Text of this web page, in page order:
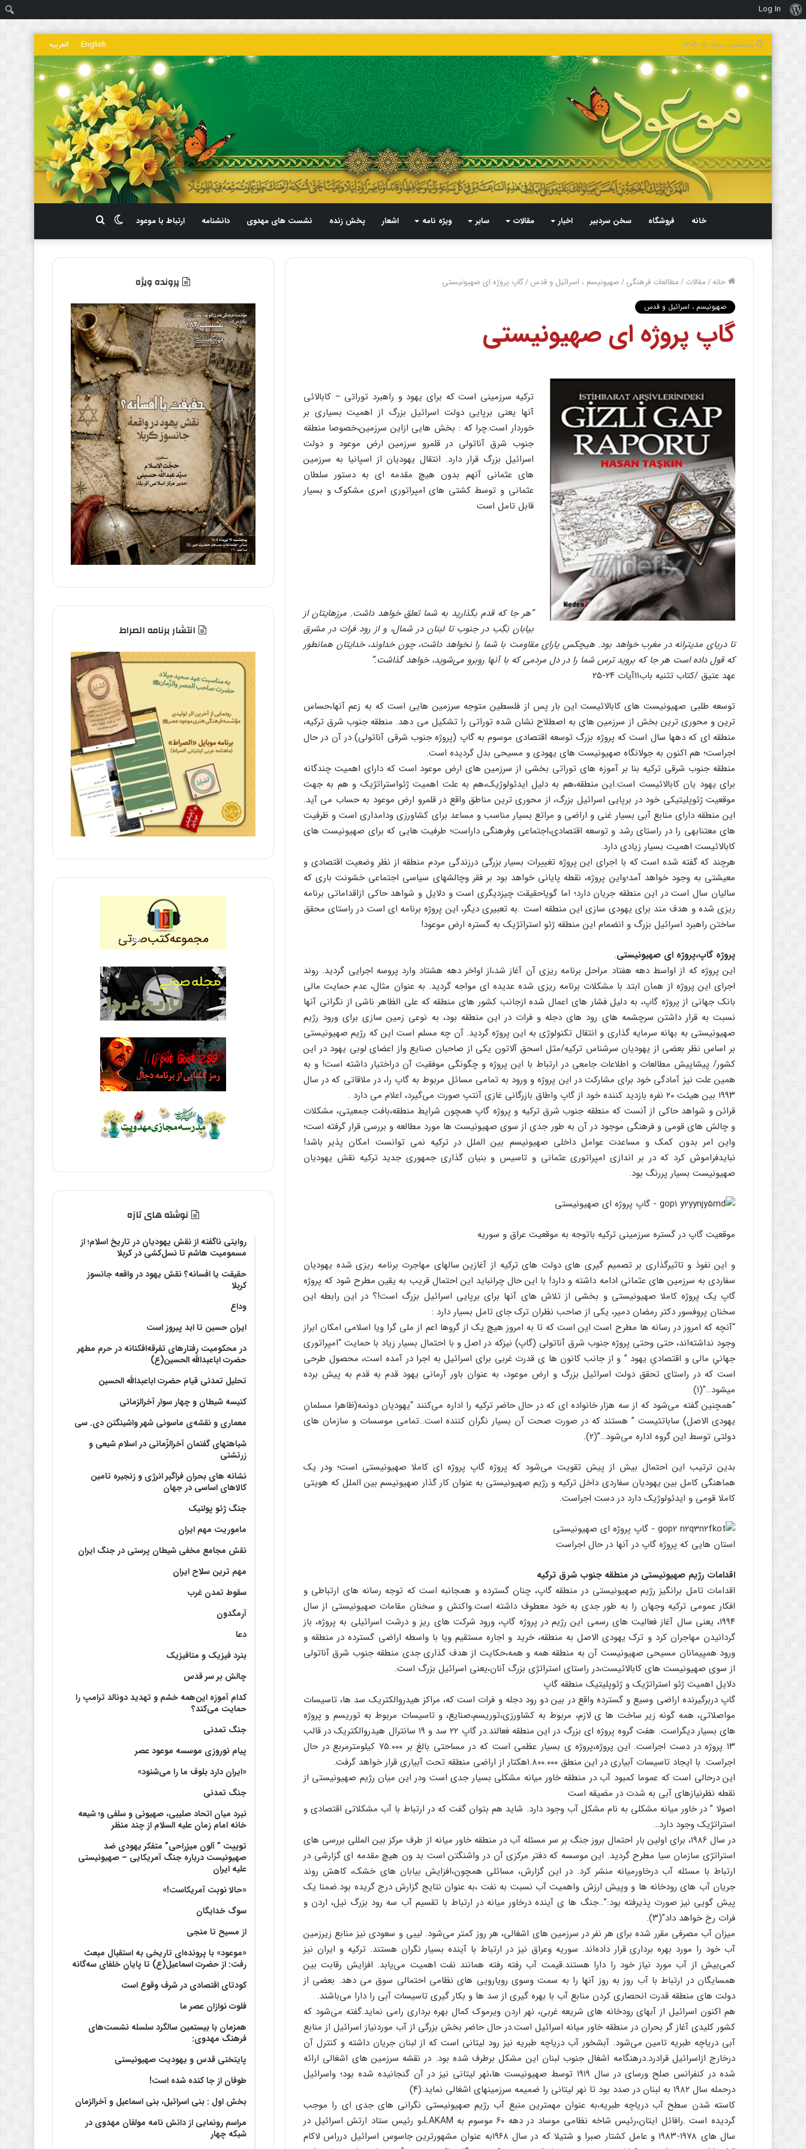
درباره
وردپرس
Log In
پنجشنبه, مرداد ۱۵ ۱۴۰۵ English العربیه
خانه فروشگاه سخن سردبیر اخبار مقالات سایر ویژه نامه اشعار پخش زنده نشست های مهدوی دانشنامه ارتباط با موعود
برای
تغییر
پوسته
خانه/مقالات/مطالعات فرهنگی/صهیونیسم ، اسرائیل و قدس/گاپ پروژه ای صهیونیستی
صهیونیسم ، اسرائیل و قدس
گاپ پروژه ای صهیونیستی
ترکیه سرزمینی است که برای یهود و راهبرد توراتی – کابالائی
آنها یعنی برپایی دولت اسرائیل بزرگ از اهمیت بسیاری بر
خوردار است.چرا که : بخش هایی ازاین سرزمین،خصوصا منطقه
جنوب شرق آناتولی در قلمرو سرزمین ارض موعود و دولت
اسرائیل بزرگ قرار دارد. انتقال یهودیان از اسپانیا به سرزمین
های عثمانی آنهم بدون هیچ مقدمه ای به دستور سلطان
عثمانی و توسط کشتی های امپراتوری امری مشکوک و بسیار
قابل تامل است
“هر جا که‌ قدم‌ بگذارید به‌ شما تعلق‌ خواهد داشت‌. مرزهایتان‌ از
بیابان‌ نِگِب‌ در جنوب‌ تا لبنان‌ در شمال‌، و از رود فرات‌ در مشرق‌
تا دریای‌ مدیترانه‌ در مغرب‌ خواهد بود. هیچکس‌ یارای‌ مقاومت‌ با شما را نخواهد داشت‌، چون‌ خداوند، خدایتان‌ همانطور
که‌ قول‌ داده‌ است‌ هر جا که‌ بروید ترس‌ شما را در دل‌ مردمی‌ که‌ با آنها روبرو می‌شوید، خواهد گذاشت‌.”
عهد عتیق /کتاب تثنیه باب۱۱آیات ۲۴-۲۵
توسعه طلبی صهیونیست های کابالائیست این بار پس از فلسطین متوجه سرزمین هایی است که به زعم آنها،حساس
ترین و محوری ترین بخش از سرزمین های به اصطلاح نشان شده توراتی را تشکیل می دهد. منطقه جنوب شرق ترکیه،
منطقه ای که دهها سال است که پروژه بزرگ توسعه اقتصادی موسوم به گاپ (پروژه جنوب شرقی آناتولی) در آن در حال
اجراست؛ هم اکنون به جولانگاه صهیونیست های یهودی و مسیحی بدل گردیده است.
منطقه جنوب شرقی ترکیه بنا بر آموزه های توراتی بخشی از سرزمین های ارض موعود است که دارای اهمیت چندگانه
برای یهود یان کابالائیست است.این منطقه،هم به دلیل ایدئولوژیک،هم به علت اهمیت ژئواستراتژیک و هم به جهت
موقعیت ژئوپلیتیکی خود در برپایی اسرائیل بزرگ، از محوری ترین مناطق واقع در قلمرو ارض موعود به حساب می آید.
این منطقه دارای منابع آبی بسیار غنی و اراضی و مراتع بسیار مناسب و مساعد برای کشاورزی ودامداری است و ظرفیت
های معتنابهی را در راستای رشد و توسعه اقتصادی،اجتماعی وفرهنگی داراست؛ طرفیت هایی که برای صهیونیست های
کابالائیست اهمیت بسیار زیادی دارد.
هرچند که گفته شده است که با اجرای این پروژه تغییرات بسیار بزرگی درزندگی مردم منطقه از نظر وضعیت اقتصادی و
معیشتی به وجود خواهد آمد؛واین پروژه، نقطه پایانی خواهد بود بر فقر وچالشهای سیاسی اجتماعی خشونت باری که
سالیان سال است در این منطقه جریان دارد؛ اما گویاحقیقت چیزدیگری است و دلایل و شواهد حاکی ازاقداماتی برنامه
ریزی شده و هدف مند برای یهودی سازی این منطقه است .به تعبیری دیگر، این پروژه برنامه ای است در راستای محقق
ساختن راهبرد اسرائیل بزرگ و انضمام این منطقه ژئو استراتژیک به گستره ارض موعود!
پروژه گاپ،پروژه ای صهیونیستی.
این پروژه که از اواسط دهه هفتاد مراحل برنامه ریزی آن آغاز شد،از اواخر دهه هشتاد وارد پروسه اجرایی گردید. روند
اجرای این پروژه از همان ابتد با مشکلات برنامه ریزی شده عدیده ای مواجه گردید. به عنوان مثال، عدم حمایت مالی
بانک جهانی از پروژه گاپ، به دلیل فشار های اعمال شده ازجانب کشور های منطقه که علی الظاهر ناشی از نگرانی آنها
نسبت به قرار داشتن سرچشمه های رود های دجله و فرات در این منطقه بود، به نوعی زمین سازی برای ورود رژیم
صهیونیستی به بهانه سرمایه گذاری و انتقال تکنولوژی به این پروژه گردید. آن چه مسلم است این که رژیم صهیونیستی
بر اساس نظر بعضی از یهودیان سرشناس ترکیه/مثل اسحق آلاتون یکی از صاحبان صنایع واز اعضای لوبی یهود در این
کشور/ پیشاپیش مطالعات و اطلاعات جامعی در ارتباط با این پروژه و چگونگی موفقیت آن دراختیار داشته است! و به
همین علت نیز آمادگی خود برای مشارکت در این پروژه و ورود به تمامی مسائل مربوط به گاپ را، در ملاقاتی که در سال
۱۹۹۳ بین هیئت ۲۰ نفره بازدید کننده خود از گاپ واطاق بازرگانی غازی آنتپ صورت می‌گیرد، اعلام می دارد .
قرائن و شواهد حاکی از آنست که منطقه جنوب شرق ترکیه و پروژه گاپ همچون شرایط منطقه،بافت جمعیتی، مشکلات
و چالش های قومی و فرهنگی موجود در آن به طور جدی از سوی صهیونیست ها مورد مطالعه و بررسی قرار گرفته است؛
واین امر بدون کمک و مساعدت عوامل داخلی صهیونیسم بین الملل در ترکیه نمی توانست امکان پذیر باشد!
نبایدفراموش کرد که در بر اندازی امپراتوری عثمانی و تاسیس و بنیان گذاری جمهوری جدید ترکیه نقش یهودیان
صهیونیست بسیار پررنگ بود.
موقعیت گاپ در گستره سرزمینی ترکیه باتوجه به موقعیت عراق و سوریه
و این نفوذ و تاثیرگذاری بر تصمیم گیری های دولت های ترکیه از آغازین سالهای مهاجرت برنامه ریزی شده یهودیان
سفاردی به سرزمین های عثمانی ادامه داشته و دارد! با این حال چرانباید این احتمال قریب به یقین مطرح شود که پروژه
گاپ یک پروژه کاملا صهیونیستی و بخشی از تلاش های آنها برای برپایی اسرائیل بزرگ است!؟ در این رابطه این
سخنان پروفسور دکتر رمضان دمیر، یکی از صاحب نظران ترک جای تامل بسیار دارد :
“آنچه که امروز در رسانه ها مطرح است این است که تا به امروز هیچ یک از گروها اعم از ملی گرا ویا اسلامی امکان ابراز
وجود نداشته‌اند، حتی وحتی پروژه جنوب شرق آناتولی (گاپ) نیزکه در اصل و با احتمال بسیار زیاد با حمایت “امپراتوری
جهانیِ مالی و اقتصادیِ یهود ” و از جانب کانون ها ی قدرت غربی برای اسرائیل به اجرا در آمده است، محصول طرحی
است که در راستای تحقق دولت اسرائیل بزرگ و ارض موعود، به عنوان باور آرمانی یهود قدم به قدم به پیش برده
میشود…”(۱)
“همچنین گفته می‌شود که از سه هزار خانواده ای که در حال حاضر ترکیه را اداره می‌کنند “یهودیان دونمه(ظاهرا مسلمانِ
یهودی الاصل) ساباتئیست ” هستند که در صورت صحت آن بسیار نگران کننده است…تمامی موسسات و سازمان های
دولتی توسط این گروه اداره می‌شود…”(۲).
بدین ترتیب این احتمال بیش از پیش تقویت می‌شود که پروژه گاپ پروژه ای کاملا صهیونیستی است؛ ودر یک
هماهنگی کامل بین یهودیان سفاردی داخل ترکیه و رژیم صهیونیستی به عنوان کار گذار صهیونیسم بین الملل که هویتی
کاملا قومی و ایدئولوژیک دارد در دست اجراست.
استان هایی که پروژه گاپ در آنها در حال اجراست
اقدامات رژیم صهیونیستی در منطقه جنوب شرق ترکیه
اقدامات تامل برانگیز رژیم صهیونیستی در منطقه گاپ، چنان گسترده و همجانبه است که توجه رسانه های ارتباطی و
افکار عمومی ترکیه وجهان را به طور جدی به خود معطوف داشته است.واکنش و سخنان مقامات صهیونیستی از سال
۱۹۹۴، یعنی سال آغاز فعالیت های رسمی این رژیم در پروژه گاپ، ورود شرکت های ریز و درشت اسرائیلی به پروژه، باز
گردانیدن مهاجران کرد و ترک یهودی الاصل به منطقه، خرید و اجاره مستقیم ویا با واسطه اراضی گسترده در منطقه و
ورود همپیمانان مسیحی صهیونیست آن به منطقه همه و همه،حکایت از هدف گذاری جدی منطقه جنوب شرق آناتولی
از سوی صهیونیست های کابالائیست،در راستای استراتژی بزرگ آنان،یعنی اسرائیل بزرگ است.
دلایل اهمیت ژئو استراتژیک و ژئوپلیتیک منطقه گاپ
گاپ دربرگیرنده اراضی وسیع و گسترده واقع در بین دو رود دجله و فرات است که، مراکز هیدروالکتریک سد ها، تاسیسات
مواصلاتی، همه گونه زیر ساخت ها ی لازم، مربوط به کشاورزی،توریسم،صنایع، و تاسیسات مربوط به توریسم و پروژه
های بسیار دیگراست. هفت گروه پروژه ای بزرگ در این منطقه فعالند.در گاپ ۲۲ سد و ۱۹ سانترال هیدروالکتریک در قالب
۱۳ پروژه در دست اجراست. این پروژه،پروژه ی بسیار عظمی است که در مساحتی بالغ بر ۷۵.۰۰۰ کیلومترمربع در حال
اجراست. با ایجاد تاسیسات آبیاری در این منطق ۱.۸۰۰.۰۰۰هکتار از اراضی منطقه تحت آبیاری قرار خواهد گرفت.
این درحالی است که عموما کمبود آب در منطقه خاور میانه مشکلی بسیار جدی است ودر این میان رژیم صهیونیستی از
نقطه نظرنیازهای آبی به شدت در مضیقه است
اصولا ” در خاور میانه مشکلی به نام مشکل آب وجود دارد. شاید هم بتوان گفت که در ارتباط با آب مشکلاتی اقتصادی و
استراتژیک وجود دارد…
در سال ۱۹۸۶، برای اولین بار احتمال بروز جنگ بر سر مسئله آب در منطقه خاور میانه از طرف مرکز بین المللی بررسی های
استراتژی سازمان سیا مطرح گردید. این موسسه که دفتر مرکزی آن در واشنگتن است بد ون هیچ مقدمه ای گزارشی در
ارتباط با مسئله آب درخاورمیانه منشر کرد. در این گزارش، مسائلی همچون،افزایش بیابان های خشک، کاهش روند
جریان آب های رودخانه ها و وپیش ارزش واهمیت آب نسبت به نفت ،به عنوان نتایج گزارش درج گریده بود.ضمنا یک
پیش گویی نیز صورت پذیرفته بود:”…جنگ ها ی آینده درخاور میانه در ارتباط با تقسیم آب سه رود بزرگ نیل، اردن و
فرات رخ خواهد داد”(۳).
میزان آب مصرفی مقرر شده برای هر نفر در سرزمین های اشغالی، هر روز کمتر می‌شود. لیبی و سعودی نیز منابع زیرزمین
آب خود را مورد بهره برداری قرار داده‌اند. سوریه وعراق نیز در ارتباط با آینده بسیار نگران هستند. ترکیه و ایران نیز
کمی‌بیش از آب مورد نیاز خود را دارا هستند.قیمت آب رفته رفته همانند نفت اهمیت می‌یابد. افزایش رقابت بین
همسایگان در ارتباط با آب روز به روز آنها را به سمت وسوی رویارویی های نظامی احتمالی سوق می دهد. بعضی از
دولت های منطقه قدرت انحصاری کردن منابع آب با بهره گیری از سد ها و بکار گیری تاسیسات آبی را دارا می‌باشند.
هم اکنون اسرائیل از آبهای رودخانه های شریعه غربی، نهر اردن ویرموک کمال بهره برداری رامی نماید.گفته می‌شود که
کشور کلیدی آغاز گر بحران در منطقه خاور میانه اسرائیل است.در حال حاضر بخش بزرگی از آب موردنیاز اسرائیل از منابع
آبی دریاچه طبریه تامین می‌شود. آبشخور آب دریاچه طبریه نیز رود لیتانی است که از لبنان جریان داشته و کنترل آن
درخارج ازاسرائیل قرادرد.درهنگامه اشغال جنوب لبنان این مشکل برطرف شده بود. در نقشه سرزمین های اشغالی ارائه
شده در کنفرانس صلح ورسای در سال ۱۹۱۹ توسط صهیونیست ها،نهر لیتانی نیز در آن گنجانیده شده بود؛ واسرائیل
درحمله سال ۱۹۸۲ به لبنان در صدد بود تا نهر لیتانی را ضمیمه سرزمینهای اشغالی نماید.(۴)
کاسته شدن سطح آب دریاچه طبریه،به عنوان مهمترین منبع آب رژیم صهیونیستی نگرانی های جدی ای را موجب
گردیده است .رافائل ایتان،رئیس شاخه نظامی موساد در دهه ۶۰ موسوم به LAKAM،و رئیس ستاد ارتش اسرائیل در
سال های ۱۹۷۸-۱۹۸۳ و عامل کشتار صبرا و شتیلا که در سال ۱۹۶۸به عنوان مشهورترین جاسوس اسرائیل درراس لاکام
پرونده ویژه
انتشار برنامه الصراط
نوشته های تازه
روایتی ناگفته از نقش یهودیان در تاریخ اسلام؛ از
مسمومیت هاشم تا نسل‌کشی در کربلا
حقیقت یا افسانه؟‌ نقش یهود در واقعه جانسوز
کربلا
وداع
ایران حسین تا ابد پیروز است
در محکومیت رفتارهای تفرقه‌افکنانه در حرم مطهر
حضرت اباعبدالله الحسین(ع)
تحلیل تمدنی قیام حضرت اباعبدالله الحسین
کنیسه شیطان و چهار سوار آخرالزمانی
معماری و نقشه‌ی ماسونی شهر واشينگتن دی. سی
شباهتهای گفتمان آخر‌الزّمانی در اسلام شیعی و
زرتشتی
نشانه های بحران فراگیر انرژی و زنجیره تامین
کالاهای اساسی در جهان
جنگ ژئو پولتیک
ماموریت مهم ایران
نقش مجامع مخفی شیطان پرستی در جنگ ایران
مهم ترین سلاح ایران
سقوط تمدن غرب
آرمگدون
دعا
بنرد فیزیک و متافیزیک
چالش بر سر قدس
کدام آموزه این‌همه خشم و تهدید دونالد ترامپ را
حمایت می‌کند؟
جنگ تمدنی
پیام نوروزی موسسه موعود عصر
«ایران دارد بلوف ما را می‌شنود»
جنگ تمدنی
نبرد میان اتحاد صلیبی، صهیونی و سلفی و؛ شیعه
خانه امام زمان علیه السلام از چند منظر
توییت ” آلون میزراحی” متفکر یهودی ضد
صهیونیست درباره جنگ آمریکایی – صهیونیستی
علیه ایران
«حالا نوبت آمریکاست!»
سوگ خدایگان
از مسیح تا منجی
«موعود» با پرونده‌ای تاریخی به استقبال مبعث
رفت: از حضرت اسماعیل(ع) تا پایان خلفای سه‌گانه
کودتای اقتصادی در شرف وقوع است
فلوت نوازان عصر ما
همزمان با بیستمین سالگرد سلسله نشست‌های
فرهنگ مهدوی:‌
پایتختی قدس و یهودیت صهیونیستی
طوفان از جا کنده شده است!
بخش اول : بنی اسرائیل، بنی اسماعیل و آخرالزمان
مراسم رونمایی از دانش نامه مولفان مهدوی در
شبکه چهار